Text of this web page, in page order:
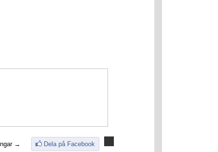
→ Dela på Facebook